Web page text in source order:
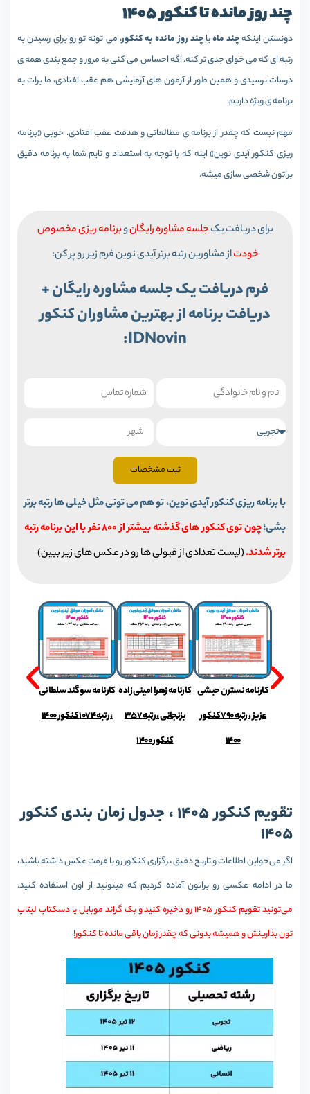
چند روز مانده تا کنکور 1405
دونستن اینکهچند ماهیاچند روز مانده به کنکور، می تونه تو رو برای رسیدن به
رتبه ای که می خوای جدی تر کنه. اگه احساس می کنی به مرور و جمع بندی همه ی
درسات نرسیدی و همین طور از آزمون های آزمایشی هم عقب افتادی، ما برات یه
برنامه ی ویژه داریم.
مهم نیست که چقدر از برنامه ی مطالعاتی و هدفت عقب افتادی. خوبی «برنامه
ریزی کنکور آیدی نوین» اینه که با توجه به استعداد و تایم شما یه برنامه دقیق
براتون شخصی سازی میشه.
برای دریافت یکجلسه مشاوره رایگانوبرنامه ریزی مخصوص
خودتاز مشاورین رتبه برتر آیدی نوین فرم زیر رو پر کن:
فرم دریافت یک جلسه مشاوره رایگان +
دریافت برنامه از بهترین مشاوران کنکور
IDNovin:
ثبت مشخصات
با برنامه ریزی کنکور آیدی نوین، تو هم می تونی مثل خیلی ها رتبه برتر
بشی؛
چون توی کنکور های گذشته بیشتر از 800 نفر با این برنامه رتبه
برتر شدند.(لیست تعدادی از قبولی ها رو در عکس های زیر ببین)
کارنامه سوگند سلطانی
، رتبه 1074 کنکور 1400
کارنامه زهرا امینی زاده
بزنجانی ، رتبه 357
کنکور 1400
کارنامه نسترن حبشی
عزیز ، رتبه 790 کنکور
1400
تقویم کنکور 1405 ، جدول زمان بندی کنکور
1405
اگر می‌خواین اطلاعات و تاریخ دقیق برگزاری کنکور رو با فرمت عکس داشته باشید،
ما در ادامه عکسی رو براتون آماده کردیم که میتونید از اون استفاده کنید.
می‌تونید تقویم کنکور 1405 رو ذخیره کنید و بک گراند موبایل یا دسکتاپ لپتاپ
تون بذارینش و همیشه بدونی که چقدر زمان باقی مانده تا کنکور!